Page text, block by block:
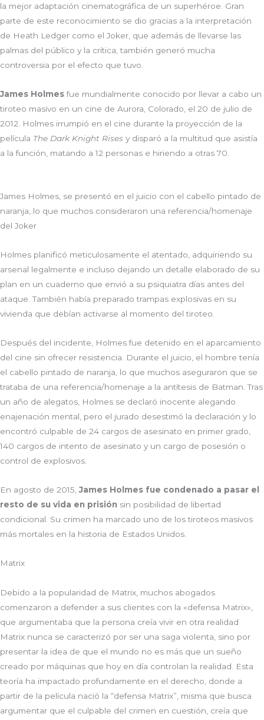
la mejor adaptación cinematográfica de un superhéroe. Gran
parte de este reconocimiento se dio gracias a la interpretación
de Heath Ledger como el Joker, que además de llevarse las
palmas del público y la crítica, también generó mucha
controversia por el efecto que tuvo.
James Holmesfue mundialmente conocido por llevar a cabo un
tiroteo masivo en un cine de Aurora, Colorado, el 20 de julio de
2012. Holmes irrumpió en el cine durante la proyección de la
película The Dark Knight Rises y disparó a la multitud que asistía
a la función, matando a 12 personas e hiriendo a otras 70.
James Holmes, se presentó en el juicio con el cabello pintado de
naranja, lo que muchos consideraron una referencia/homenaje
del Joker
Holmes planificó meticulosamente el atentado, adquiriendo su
arsenal legalmente e incluso dejando un detalle elaborado de su
plan en un cuaderno que envió a su psiquiatra días antes del
ataque. También había preparado trampas explosivas en su
vivienda que debían activarse al momento del tiroteo.
Después del incidente, Holmes fue detenido en el aparcamiento
del cine sin ofrecer resistencia. Durante el juicio, el hombre tenía
el cabello pintado de naranja, lo que muchos aseguraron que se
trataba de una referencia/homenaje a la antítesis de Batman. Tras
un año de alegatos, Holmes se declaró inocente alegando
enajenación mental, pero el jurado desestimó la declaración y lo
encontró culpable de 24 cargos de asesinato en primer grado,
140 cargos de intento de asesinato y un cargo de posesión o
control de explosivos.
En agosto de 2015,James Holmes fue condenado a pasar el
resto de su vida en prisión sin posibilidad de libertad
condicional. Su crimen ha marcado uno de los tiroteos masivos
más mortales en la historia de Estados Unidos.
Matrix
Debido a la popularidad de Matrix, muchos abogados
comenzaron a defender a sus clientes con la «defensa Matrix»,
que argumentaba que la persona creía vivir en otra realidad
Matrix nunca se caracterizó por ser una saga violenta, sino por
presentar la idea de que el mundo no es más que un sueño
creado por máquinas que hoy en día controlan la realidad. Esta
teoría ha impactado profundamente en el derecho, donde a
partir de la película nació la “defensa Matrix”, misma que busca
argumentar que el culpable del crimen en cuestión, creía que